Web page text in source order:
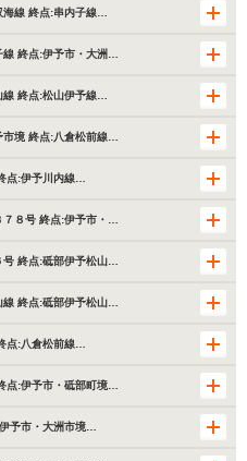
海線 終点:串内子線…
線 終点:伊予市・大洲…
線 終点:松山伊予線…
市境 終点:八倉松前線…
点:伊予川内線…
７８号 終点:伊予市・…
号 終点:砥部伊予松山…
線 終点:砥部伊予松山…
点:八倉松前線…
点:伊予市・砥部町境…
予市・大洲市境…